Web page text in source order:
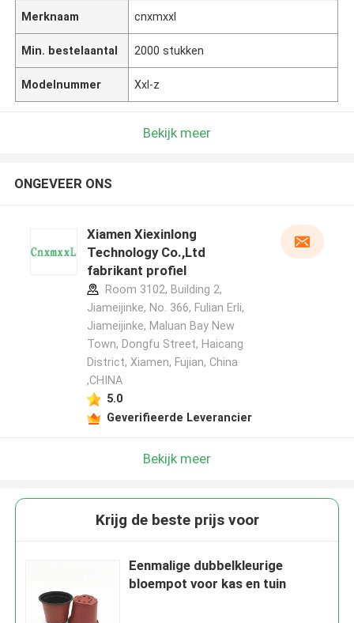
Merknaam cnxmxxl
Min. bestelaantal 2000 stukken
Modelnummer Xxl-z
Bekijk meer
ONGEVEER ONS
Xiamen Xiexinlong
Technology Co.,Ltd
fabrikant profiel
Room 3102, Building 2,
Jiameijinke, No. 366, Fulian Erli,
Jiameijinke, Maluan Bay New
Town, Dongfu Street, Haicang
District, Xiamen, Fujian, China
,CHINA
5.0
Geverifieerde Leverancier
Bekijk meer
Krijg de beste prijs voor
Eenmalige dubbelkleurige
bloempot voor kas en tuin